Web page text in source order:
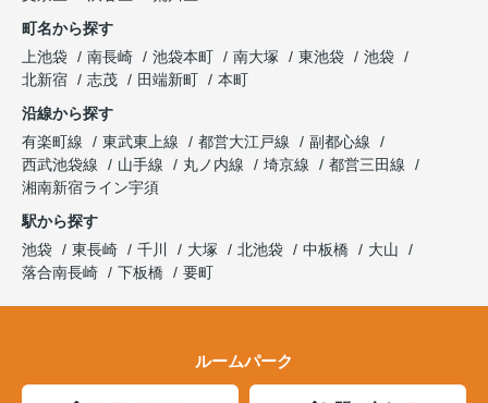
町名から探す
上池袋
南長崎 池袋本町 南大塚 東池袋
池袋
北新宿
志茂 田端新町
本町
沿線から探す
有楽町線
東武東上線 都営大江戸線
副都心線
西武池袋線
山手線 丸ノ内線 埼京線
都営三田線
湘南新宿ライン宇須
駅から探す
池袋
東長崎 千川 大塚 北池袋 中板橋
大山
落合南長崎
下板橋 要町
ルームパーク